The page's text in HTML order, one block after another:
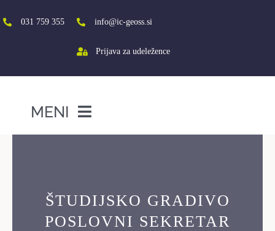
to
content
031 759 355 info@ic-geoss.si
Prijava za udeležence
MENI
VIŠJA ŠOLA
SREDNJA ŠOLA
ŠTUDIJSKO GRADIVO
POSLOVNI SEKRETAR